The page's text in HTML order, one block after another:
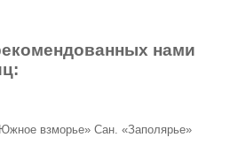
нами
взморье» Сан. «Заполярье»